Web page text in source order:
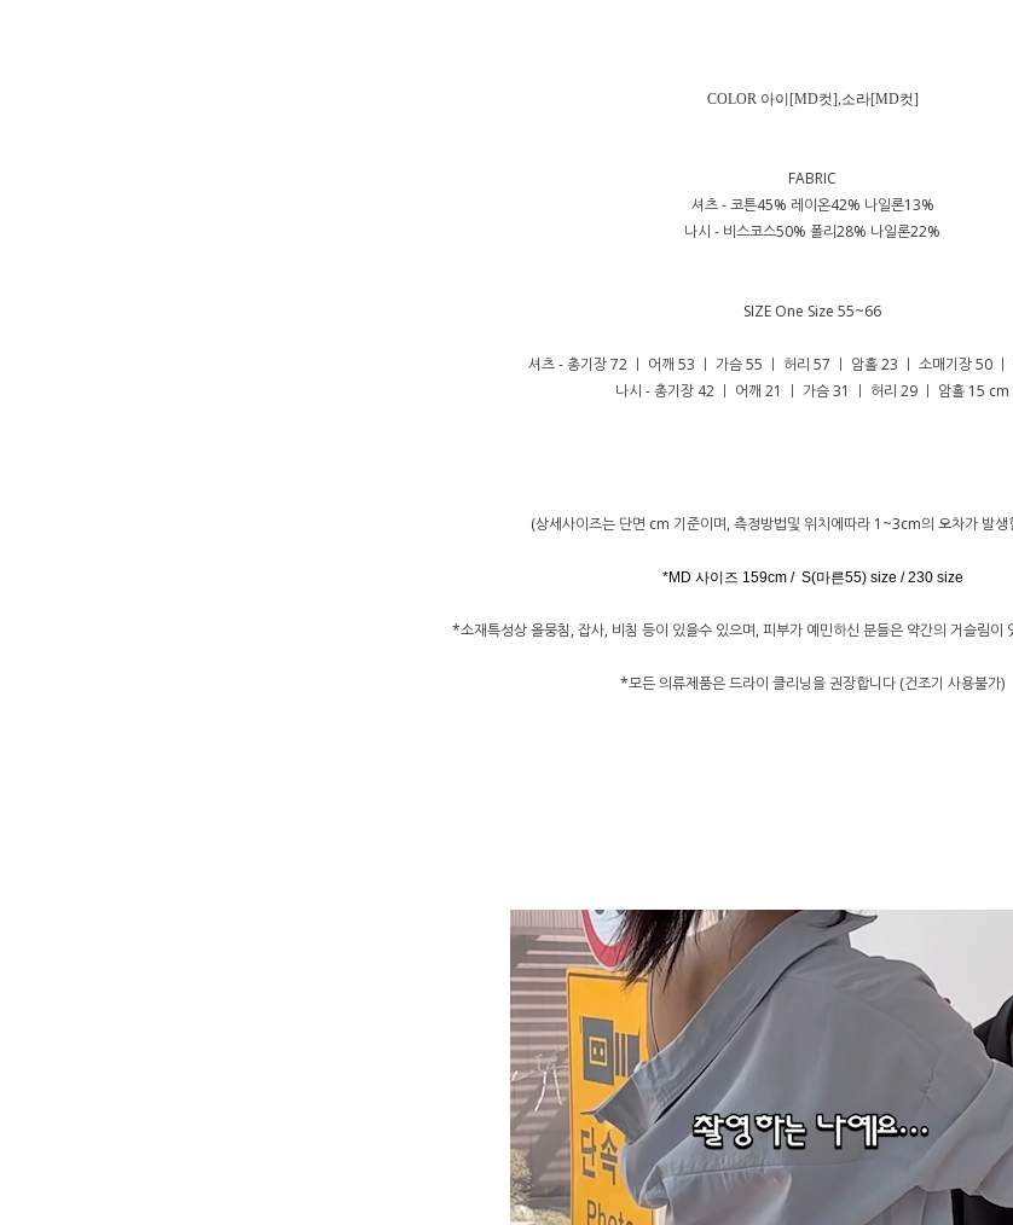
COLOR 아이[MD컷],소라[MD컷]
FABRIC
셔츠 - 코튼45% 레이온42% 나일론13%
나시 - 비스코스50% 폴리28% 나일론22%
SIZE One Size 55~66
셔츠 - 총기장 72 ㅣ 어깨 53 ㅣ 가슴 55 ㅣ 허리 57 ㅣ 암홀 23 ㅣ 소매기장 50
나시 - 총기장 42 ㅣ 어깨 21 ㅣ 가슴 31 ㅣ 허리 29 ㅣ 암홀 15 cm
(상세사이즈는 단면 cm 기준이며, 측정방법및 위치에따라 1~3cm의 오차가 발생
*MD 사이즈 159cm / S(마른55) size / 230 size
*소재특성상 올뭉침, 잡사, 비침 등이 있을수 있으며, 피부가 예민하신 분들은 약간의 거슬림이
*모든 의류제품은 드라이 클리닝을 권장합니다 (건조기 사용불가)